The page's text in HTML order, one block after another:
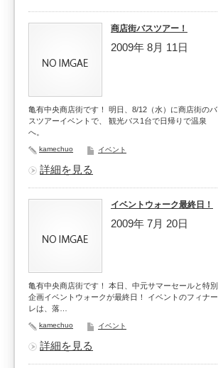
商店街バスツアー！
2009年 8月 11日
亀有中央商店街です！ 明日、8/12（水）に商店街のバ
スツアーイベントで、 観光バス1台で日帰りで温泉
へ。
kamechuo イベント
詳細を見る
イベントウォーク最終日！
2009年 7月 20日
亀有中央商店街です！ 本日、中元サマーセールと特別
企画イベントウォークが最終日！ イベントのフィナー
レは、落…
kamechuo イベント
詳細を見る